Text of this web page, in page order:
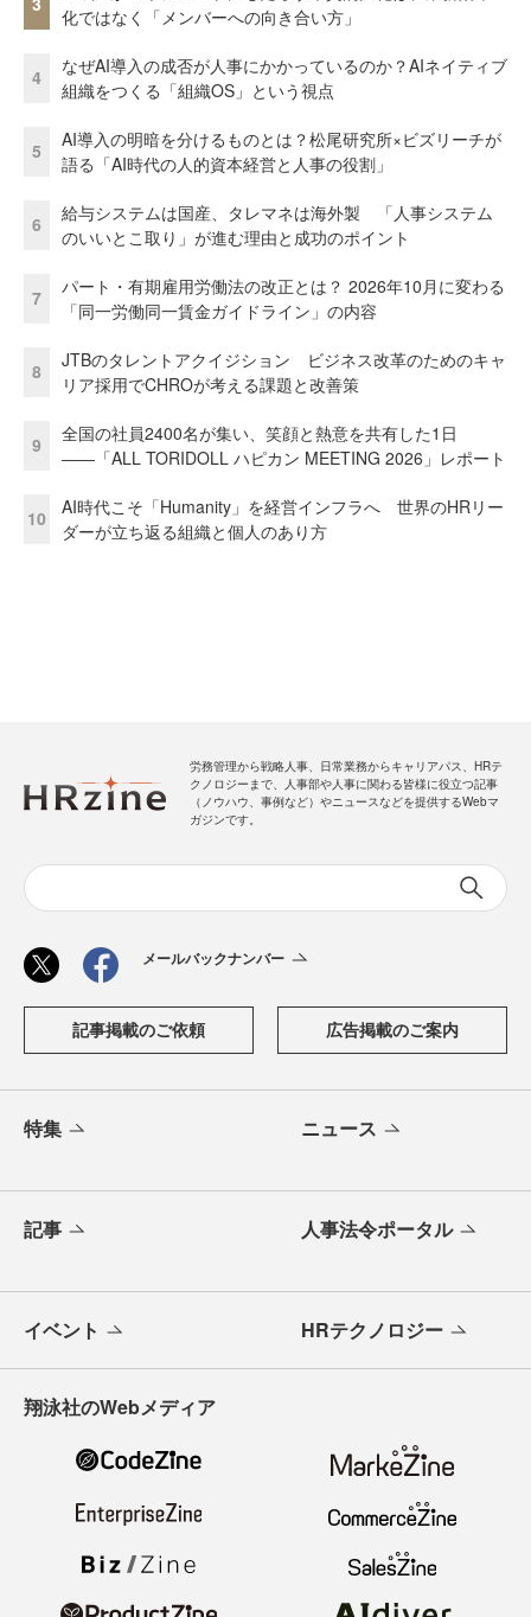
化ではなく「メンバーへの向き合い方」
4
なぜAI導入の成否が人事にかかっているのか？AIネイティブ
組織をつくる「組織OS」という視点
5
AI導入の明暗を分けるものとは？松尾研究所×ビズリーチが
語る「AI時代の人的資本経営と人事の役割」
6
給与システムは国産、タレマネは海外製 「人事システム
のいいとこ取り」が進む理由と成功のポイント
7
パート・有期雇用労働法の改正とは？ 2026年10月に変わる
「同一労働同一賃金ガイドライン」の内容
8
JTBのタレントアクイジション ビジネス改革のためのキャ
リア採用でCHROが考える課題と改善策
9
全国の社員2400名が集い、笑顔と熱意を共有した1日
――「ALL TORIDOLL ハピカン MEETING 2026」レポート
10
AI時代こそ「Humanity」を経営インフラへ 世界のHRリー
ダーが立ち返る組織と個人のあり方
労務管理から戦略人事、日常業務からキャリアパス、HRテ
クノロジーまで、人事部や人事に関わる皆様に役立つ記事
（ノウハウ、事例など）やニュースなどを提供するWebマ
ガジンです。
メールバックナンバー
記事掲載のご依頼 広告掲載のご案内
特集 ニュース
記事 人事法令ポータル
イベント HRテクノロジー
翔泳社のWebメディア